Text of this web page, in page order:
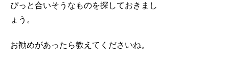
ぴっと合いそうなものを探しておきまし
ょう。
お勧めがあったら教えてくださいね。